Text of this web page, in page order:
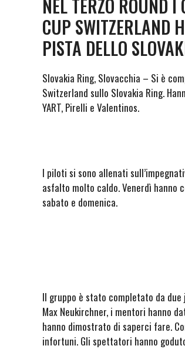
NEL TERZO ROUND
CUP SWITZERLAND
PISTA DELLO
Slovakia Ring, Slovacchia – Si è
Switzerland sullo Slovakia Ring.
YART, Pirelli e Valentinos.
I piloti si sono allenati
asfalto molto caldo. Venerdì hanno
sabato e domenica.
Il gruppo è stato completato da due
Max Neukirchner, i mentori hanno
hanno dimostrato di saperci fare.
infortuni. Gli spettatori hanno